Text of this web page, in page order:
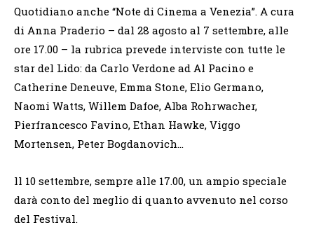
Quotidiano anche “Note di Cinema a Venezia”. A cura
di Anna Praderio – dal 28 agosto al 7 settembre, alle
ore 17.00 – la rubrica prevede interviste con tutte le
star del Lido: da Carlo Verdone ad Al Pacino e
Catherine Deneuve, Emma Stone, Elio Germano,
Naomi Watts, Willem Dafoe, Alba Rohrwacher,
Pierfrancesco Favino, Ethan Hawke, Viggo
Mortensen, Peter Bogdanovich…
ll 10 settembre, sempre alle 17.00, un ampio speciale
darà conto del meglio di quanto avvenuto nel corso
del Festival.